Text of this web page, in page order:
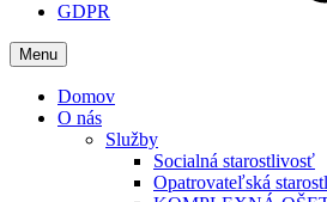
GDPR
Menu
Domov
O nás
Služby
Socialná starostlivosť
Opatrovateľská